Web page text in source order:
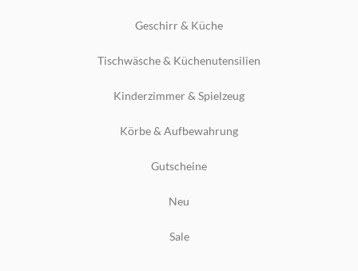
Geschirr & Küche
Tischwäsche & Küchenutensilien
Kinderzimmer & Spielzeug
Körbe & Aufbewahrung
Gutscheine
Neu
Sale